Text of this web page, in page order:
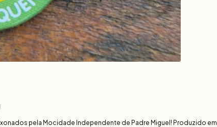
pela Mocidade Independente de Padre Miguel! Produzido em